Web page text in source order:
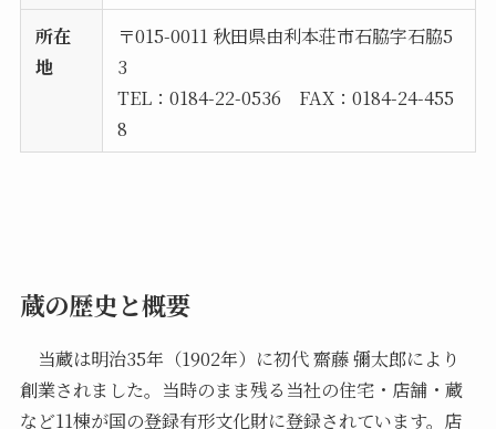
所在
地
〒015-0011 秋田県由利本荘市石脇字石脇5
3
TEL：0184-22-0536 FAX：0184-24-455
8
蔵の歴史と概要
当蔵は明治35年（1902年）に初代 齋藤 彌太郎により
創業されました。当時のまま残る当社の住宅・店舗・蔵
など11棟が国の登録有形文化財に登録されています。店